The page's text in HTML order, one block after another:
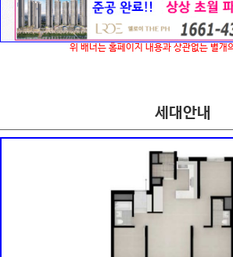
위 배너는 홈페이지 내용과 상관없는 별개
세대안내